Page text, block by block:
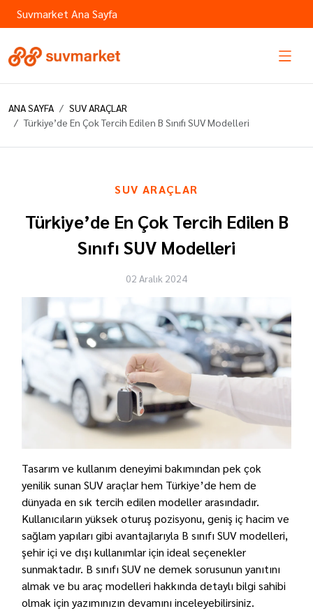
Suvmarket Ana Sayfa
ANA SAYFA
SUV ARAÇLAR
Türkiye’de En Çok Tercih Edilen B Sınıfı SUV Modelleri
SUV ARAÇLAR
Türkiye’de En Çok Tercih Edilen B
Sınıfı SUV Modelleri
02 Aralık 2024
Tasarım ve kullanım deneyimi bakımından pek çok
yenilik sunan SUV araçlar hem Türkiye’de hem de
dünyada en sık tercih edilen modeller arasındadır.
Kullanıcıların yüksek oturuş pozisyonu, geniş iç hacim ve
sağlam yapıları gibi avantajlarıyla B sınıfı SUV modelleri,
şehir içi ve dışı kullanımlar için ideal seçenekler
sunmaktadır. B sınıfı SUV ne demek sorusunun yanıtını
almak ve bu araç modelleri hakkında detaylı bilgi sahibi
olmak için yazımınızın devamını inceleyebilirsiniz.